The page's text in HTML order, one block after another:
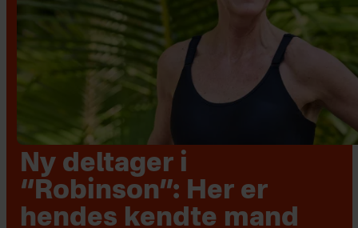
Ny deltager i
“Robinson”: Her er
hendes kendte mand